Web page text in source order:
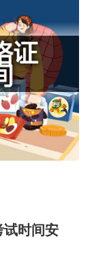
试时间安